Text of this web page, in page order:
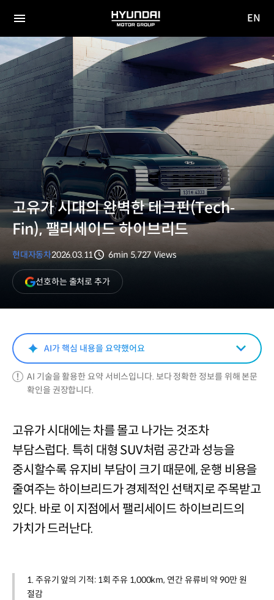
전체
메뉴
HYUNDAI
MOTOR
GROUP
사이
이동
EN
고유가 시대의 완벽한 테크핀(Tech‐
Fin), 팰리세이드 하이브리드
현대자동차2026.03.11
6min 5,727 Views
선호하는 출처로 추가(새
창
열림)
AI가 핵심 내용을 요약했어요
AI 기술을 활용한 요약 서비스입니다. 보다 정확한 정보를 위해 본문
확인을 권장합니다.
고유가 시대에는 차를 몰고 나가는 것조차
부담스럽다. 특히 대형 SUV처럼 공간과 성능을
중시할수록 유지비 부담이 크기 때문에, 운행 비용을
줄여주는 하이브리드가 경제적인 선택지로 주목받고
있다. 바로 이 지점에서 팰리세이드 하이브리드의
가치가 드러난다.
1. 주유기 앞의 기적: 1회 주유 1,000km, 연간 유류비 약 90만 원
절감